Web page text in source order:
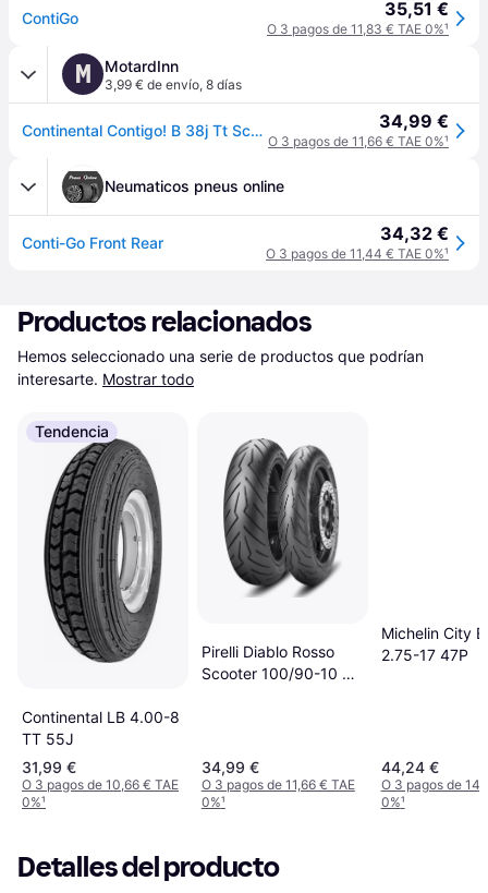
ContiGo 35,51 €
O 3 pagos de 11,83 € TAE 0%¹
M MotardInn
3,99 € de envío, 8 días
Continental Contigo! B 38j Tt Scooter Front Tire Plateado 2.25 / B16 34,99 €
O 3 pagos de 11,66 € TAE 0%¹
Neumaticos pneus online
Conti-Go Front Rear 34,32 €
O 3 pagos de 11,44 € TAE 0%¹
Productos relacionados
Hemos seleccionado una serie de productos que podrían
interesarte. Mostrar todo
Tendencia
Continental LB 4.00-8
TT 55J
31,99 €
O 3 pagos de 10,66 € TAE
0%¹
Pirelli Diablo Rosso
Scooter 100/90-10 TL
34,99 €
O 3 pagos de 11,66 € TAE
0%¹
Michelin City
2.75-17 47P
44,24 €
O 3 pagos de
0%¹
Detalles del producto